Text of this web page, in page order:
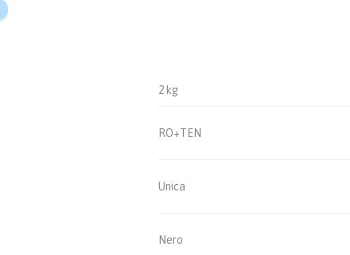
2 kg
RO+TEN
Unica
Nero